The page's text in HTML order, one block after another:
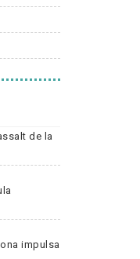
de la
impulsa